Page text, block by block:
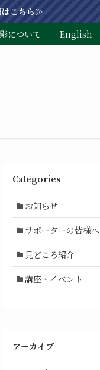
はこちら≫
について English
Categories
お知らせ
サポーターの皆様へ
見どころ紹介
講座・イベント
アーカイブ